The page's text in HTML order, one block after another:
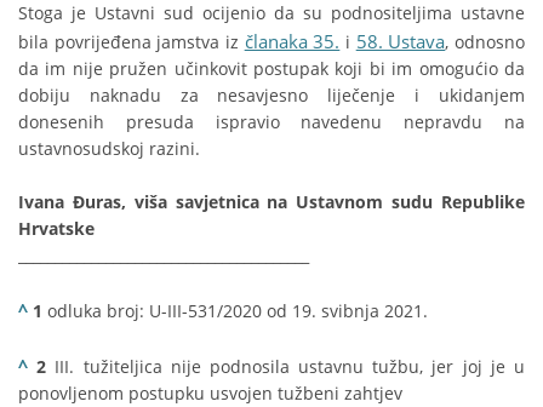
Stoga je Ustavni sud ocijenio da su podnositeljima ustavne
bila povrijeđena jamstva iz članaka 35. i 58. Ustava, odnosno
da im nije pružen učinkovit postupak koji bi im omogućio da
dobiju naknadu za nesavjesno liječenje i ukidanjem
donesenih presuda ispravio navedenu nepravdu na
ustavnosudskoj razini.
Ivana Đuras, viša savjetnica na Ustavnom sudu Republike
Hrvatske
^ 1 odluka broj: U-III-531/2020 od 19. svibnja 2021.
^2 III. tužiteljica nije podnosila ustavnu tužbu, jer joj je u
ponovljenom postupku usvojen tužbeni zahtjev